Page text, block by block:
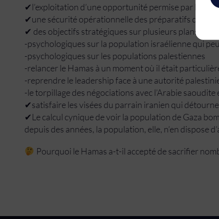
✔l’exploitation d’une opportunité permise par la
✔une sécurité opérationnelle des préparatifs de
✔ des objectifs stratégiques sur plusieurs plans:
-psychologiques sur la population israélienne qui
-psychologiques sur les populations palestiennes
-relancer le Hamas à un moment où il était
-reprendre le leadership face à une autorité
-le torpillage des négociations avec l’Arabie
✔satisfaire les visées du parrain iranien qui
✔Le calcul cynique de voir la population de Gaza
depuis des années, la population, elle, n’en dispose
Pourquoi le Hamas a-t-il accepté de sacrifier